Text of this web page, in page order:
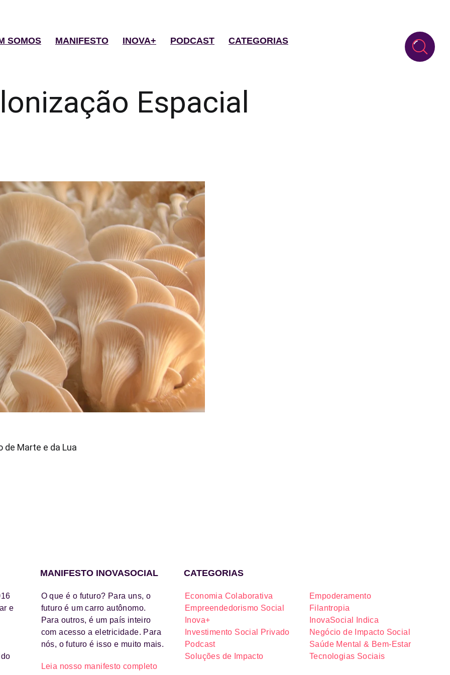
SOMOS MANIFESTO INOVA+ PODCAST CATEGORIAS
Espacial
de Marte e da Lua
e
MANIFESTO INOVASOCIAL
O que é o futuro? Para uns, o
futuro é um carro autônomo.
Para outros, é um país inteiro
com acesso a eletricidade. Para
nós, o futuro é isso e muito mais.
Leia nosso manifesto completo
CATEGORIAS
Economia Colaborativa
Empoderamento
Empreendedorismo Social
Filantropia
Inova+
InovaSocial Indica
Investimento Social Privado
Negócio de Impacto Social
Podcast
Saúde Mental & Bem-Estar
Soluções de Impacto
Tecnologias Sociais